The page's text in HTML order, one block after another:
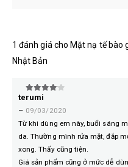
1 đánh giá cho Mặt nạ tế bào
Nhật Bản
4trên 5
terumi
– 09/03/2020
Từ khi dùng em này, buổi sáng
da. Thường mình rửa mặt, đắp
xong. Thấy cũng tiện.
Giá sản phẩm cũng ở mức dễ